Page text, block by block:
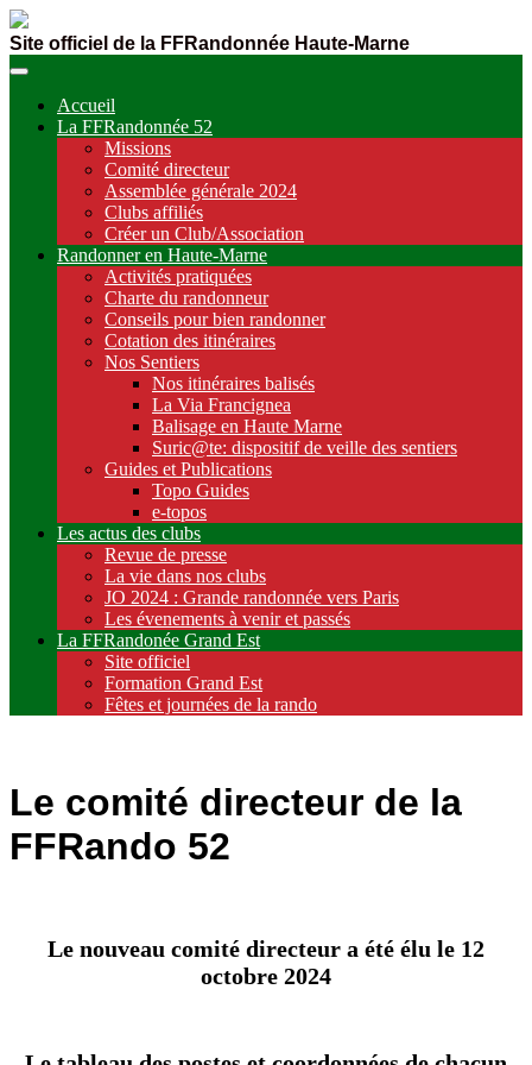
Site officiel de la FFRandonnée Haute-Marne
Accueil
La FFRandonnée 52
Missions
Comité directeur
Assemblée générale 2024
Clubs affiliés
Créer un Club/Association
Randonner en Haute-Marne
Activités pratiquées
Charte du randonneur
Conseils pour bien randonner
Cotation des itinéraires
Nos Sentiers
Nos itinéraires balisés
La Via Francignea
Balisage en Haute Marne
Suric@te: dispositif de veille des sentiers
Guides et Publications
Topo Guides
e-topos
Les actus des clubs
Revue de presse
La vie dans nos clubs
JO 2024 : Grande randonnée vers Paris
Les évenements à venir et passés
La FFRandonée Grand Est
Site officiel
Formation Grand Est
Fêtes et journées de la rando
Le comité directeur de la
FFRando 52
Le nouveau comité directeur a été élu le 12
octobre 2024